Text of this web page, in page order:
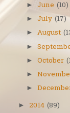
►June (10)
►July (17)
►August
►
►October
►
►
► 2014 (89)